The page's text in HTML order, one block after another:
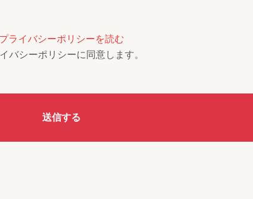
プライバシーポリシーを読む
バシーポリシーに同意します。